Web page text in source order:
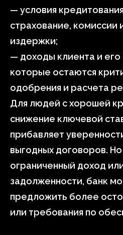
— условия
страхование, комиссии
издержки;
— доходы клиента и его
которые остаются
одобрения и расчета
Для людей с хорошей
снижение ключевой
прибавляет
выгодных договоров.
ограниченный доход
задолженности, банк
предложить более
или требования по